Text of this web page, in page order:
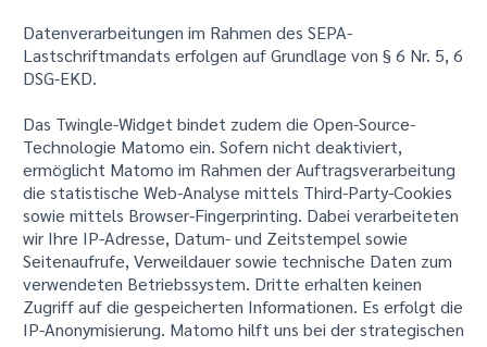
Datenverarbeitungen im Rahmen des SEPA-
Lastschriftmandats erfolgen auf Grundlage von § 6 Nr. 5, 6
DSG-EKD.
Das Twingle-Widget bindet zudem die Open-Source-
Technologie Matomo ein. Sofern nicht deaktiviert,
ermöglicht Matomo im Rahmen der Auftragsverarbeitung
die statistische Web-Analyse mittels Third-Party-Cookies
sowie mittels Browser-Fingerprinting. Dabei verarbeiteten
wir Ihre IP-Adresse, Datum- und Zeitstempel sowie
Seitenaufrufe, Verweildauer sowie technische Daten zum
verwendeten Betriebssystem. Dritte erhalten keinen
Zugriff auf die gespeicherten Informationen. Es erfolgt die
IP-Anonymisierung. Matomo hilft uns bei der strategischen